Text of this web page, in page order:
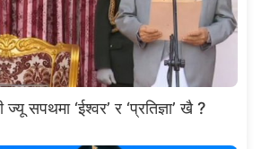
ज्यू सपथमा ‘ईश्वर’ र ‘प्रतिज्ञा’ खै ?